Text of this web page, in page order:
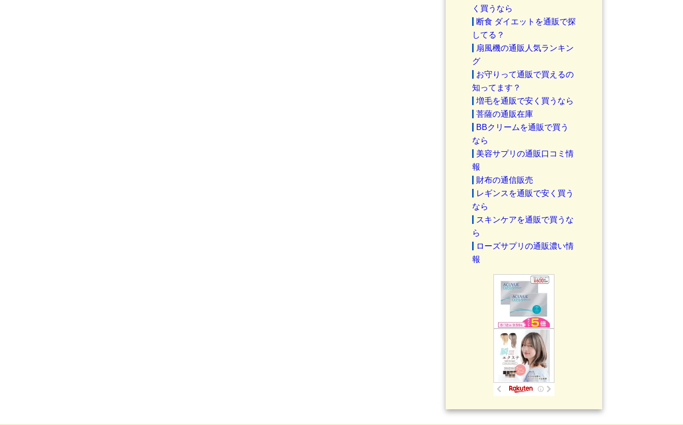
く買うなら
断食 ダイエットを通販で探
してる？
扇風機の通販人気ランキン
グ
お守りって通販で買えるの
知ってます？
増毛を通販で安く買うなら
菩薩の通販在庫
BBクリームを通販で買う
なら
美容サプリの通販口コミ情
報
財布の通信販売
レギンスを通販で安く買う
なら
スキンケアを通販で買うな
ら
ローズサプリの通販濃い情
報